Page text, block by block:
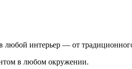
любой интерьер — от
в любом окружении.